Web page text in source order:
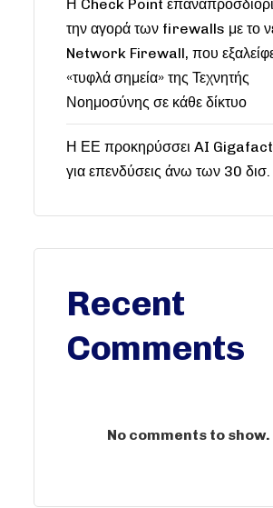
Η Check Point
την αγορά των firewalls με το
Network Firewall, που
«τυφλά σημεία» της Τεχνητής
Νοημοσύνης σε κάθε δίκτυο
Η ΕΕ προκηρύσσει AI
για επενδύσεις άνω των 30
Recent
Comments
No comments to show.